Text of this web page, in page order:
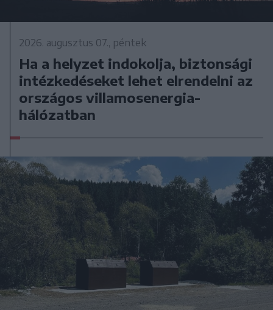
2026. augusztus 07., péntek
Ha a helyzet indokolja, biztonsági
intézkedéseket lehet elrendelni az
országos villamosenergia-
hálózatban